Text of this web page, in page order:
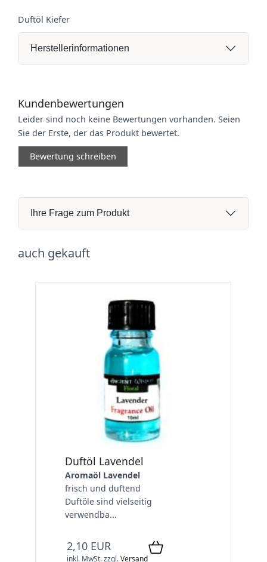
Duftöl Kiefer
Herstellerinformationen
Kundenbewertungen
Leider sind noch keine Bewertungen vorhanden. Seien
Sie der Erste, der das Produkt bewertet.
Bewertung schreiben
Ihre Frage zum Produkt
auch gekauft
Duftöl Lavendel
Aromaöl Lavendel
frisch und duftend
Duftöle sind vielseitig
verwendba...
2,10 EUR
inkl. MwSt.zzgl.Versand